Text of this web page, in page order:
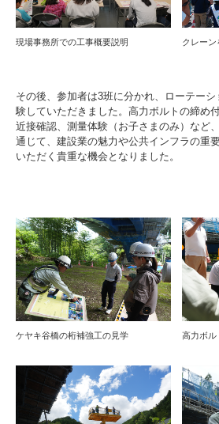
現場事務所での工事概要説明 クレー
その後、参加者は3班に分かれ、ローテー
験していただきました。高力ボルトの締め
近接確認、測量体験（お子さまのみ）など
通じて、建設業の魅力や公共インフラの重
いただく貴重な機会となりました。
ケヤキ谷橋の桁補強工の見学 高力ボル